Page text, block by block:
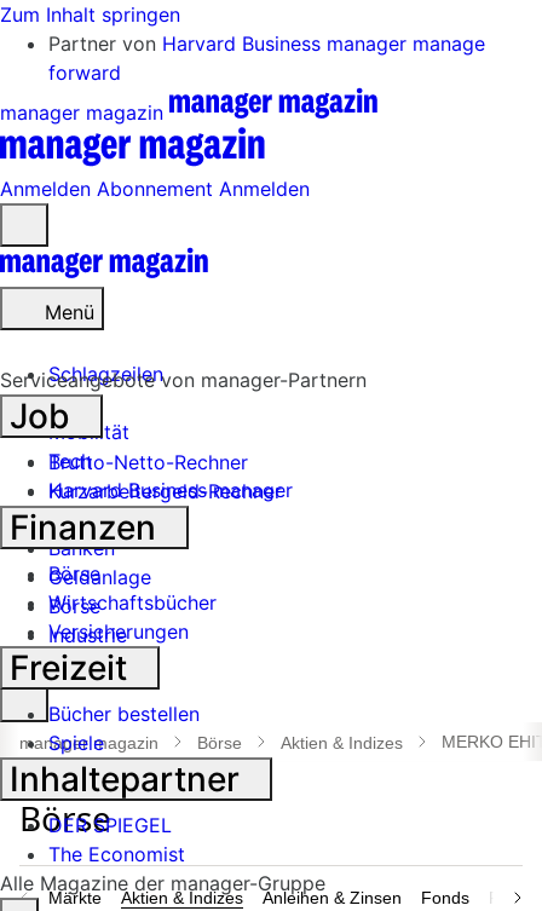
Zum Inhalt springen
Partner von Harvard Business manager manage
forward
manager magazin
Anmelden Abonnement Anmelden
öffnen
Menü
Schlagzeilen
Mobilität
Tech
Harvard Business manager
Handel
Banken
Geldanlage
Börse
Industrie
Suche
öffnen
manager magazin Börse Aktien & Indizes MERKO
Märkte Aktien & Indizes Anleihen & Zinsen Fonds
Serviceangebote von manager-Partnern
Job
Brutto-Netto-Rechner
Kurzarbeitergeld-Rechner
Finanzen
Börse
Wirtschaftsbücher
Versicherungen
Freizeit
Bücher bestellen
Spiele
Inhaltepartner
DER SPIEGEL
The Economist
Alle Magazine der manager-Gruppe